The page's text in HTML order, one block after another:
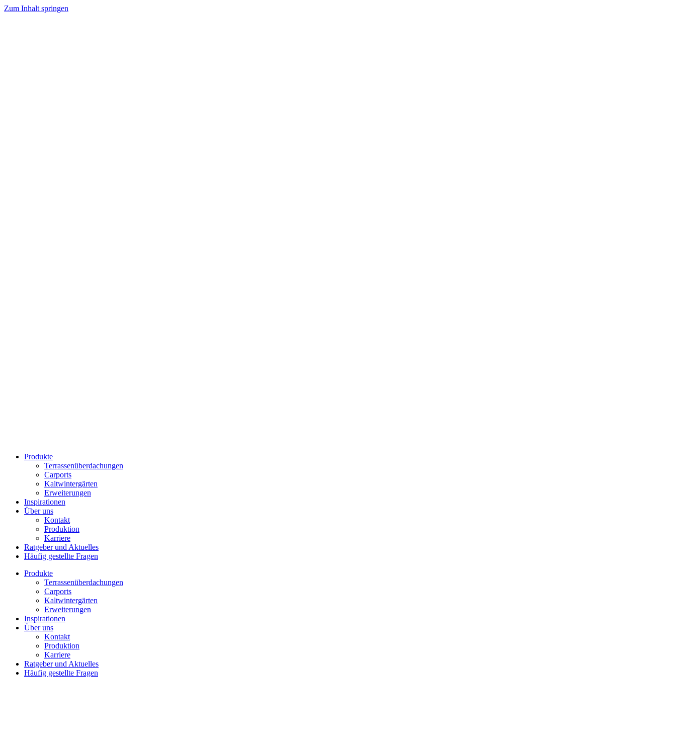
Zum Inhalt springen
Produkte
Terrassenüberdachungen
Carports
Kaltwintergärten
Erweiterungen
Inspirationen
Über uns
Kontakt
Produktion
Karriere
Ratgeber und Aktuelles
Häufig gestellte Fragen
Produkte
Terrassenüberdachungen
Carports
Kaltwintergärten
Erweiterungen
Inspirationen
Über uns
Kontakt
Produktion
Karriere
Ratgeber und Aktuelles
Häufig gestellte Fragen